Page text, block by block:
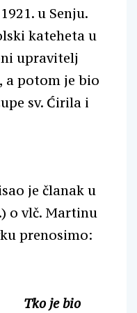
u Senju.
kateheta u
upravitelj
a potom je bio
sv. Ćirila i
je članak u
o vlč. Martinu
prenosimo:
Tko je bio